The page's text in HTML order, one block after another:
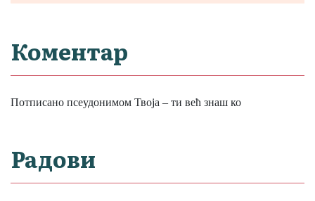
Коментар
Потписано псеудонимом Твоја – ти већ знаш ко
Радови